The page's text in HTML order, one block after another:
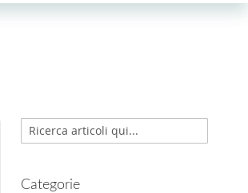
Cerca
Categorie